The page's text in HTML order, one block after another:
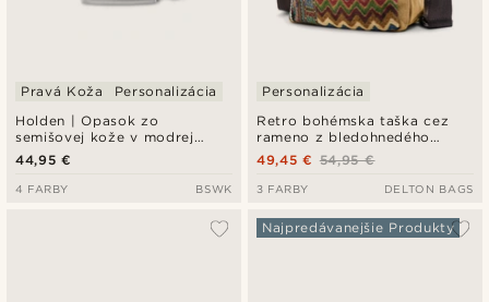
Holden | Opasok zo
semišovej kože v modrej
farbe
Pravá Koža Personalizácia
44,95 €
4 FARBY BSWK
Retro bohémska taška cez
rameno z bledohnedého
plátna
Personalizácia
54,95 €
49,45 €
3 FARBY DELTON BAGS
Najpredávanejšie Produkty